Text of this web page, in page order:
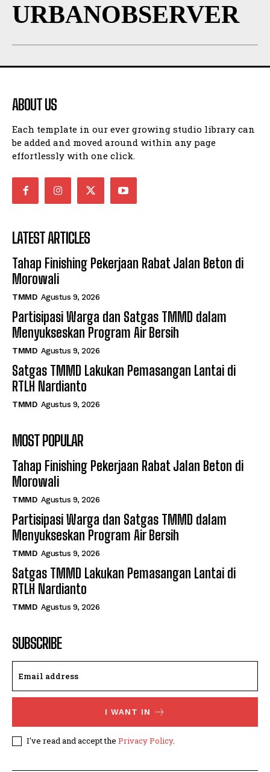
URBANOBSERVER
ABOUT US
Each template in our ever growing studio library can
be added and moved around within any page
effortlessly with one click.
LATEST ARTICLES
Tahap Finishing Pekerjaan Rabat Jalan Beton di
Morowali
TMMD Agustus 9, 2026
Partisipasi Warga dan Satgas TMMD dalam
Menyukseskan Program Air Bersih
TMMD Agustus 9, 2026
Satgas TMMD Lakukan Pemasangan Lantai di
RTLH Nardianto
TMMD Agustus 9, 2026
MOST POPULAR
Tahap Finishing Pekerjaan Rabat Jalan Beton di
Morowali
TMMD Agustus 9, 2026
Partisipasi Warga dan Satgas TMMD dalam
Menyukseskan Program Air Bersih
TMMD Agustus 9, 2026
Satgas TMMD Lakukan Pemasangan Lantai di
RTLH Nardianto
TMMD Agustus 9, 2026
SUBSCRIBE
I WANT IN
I've read and accept the Privacy Policy.